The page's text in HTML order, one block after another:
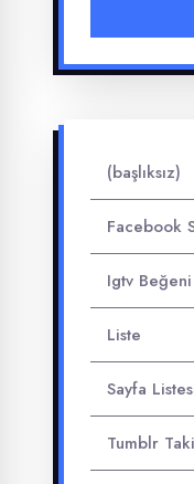
(başlıksız)
Facebook
Igtv
Liste
Sayfa
Tumblr